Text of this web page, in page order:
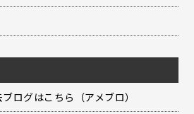
ログはこちら（アメブロ）